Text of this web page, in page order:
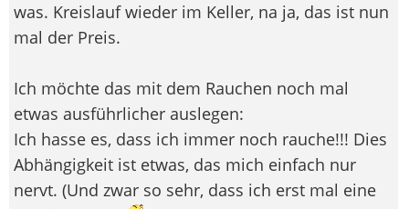
was. Kreislauf wieder im Keller, na ja, das ist nun
mal der Preis.
Ich möchte das mit dem Rauchen noch mal
etwas ausführlicher auslegen:
Ich hasse es, dass ich immer noch rauche!!! Dies
Abhängigkeit ist etwas, das mich einfach nur
nervt. (Und zwar so sehr, dass ich erst mal eine